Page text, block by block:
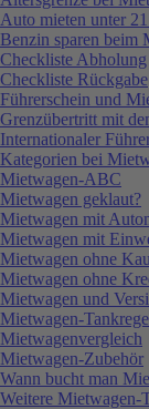
Auto mieten unter 21
Benzin sparen beim
Checkliste Abholung
Checkliste Rückgabe
Führerschein und
Grenzübertritt mit
Internationaler
Kategorien bei
Mietwagen-ABC
Mietwagen geklaut?
Mietwagen mit
Mietwagen mit
Mietwagen ohne
Mietwagen ohne
Mietwagen und
Mietwagen-
Mietwagenvergleich
Mietwagen-Zubehör
Wann bucht man
Weitere Mietwagen-